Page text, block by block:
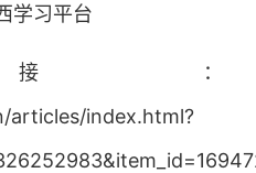
学习平台
：
articles/index.html?